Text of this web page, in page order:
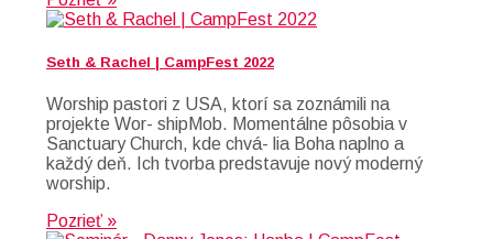
Seth & Rachel | CampFest 2022
Worship pastori z USA, ktorí sa zoznámili na
projekte Wor- shipMob. Momentálne pôsobia v
Sanctuary Church, kde chvá- lia Boha naplno a
každý deň. Ich tvorba predstavuje nový moderný
worship.
Pozrieť »